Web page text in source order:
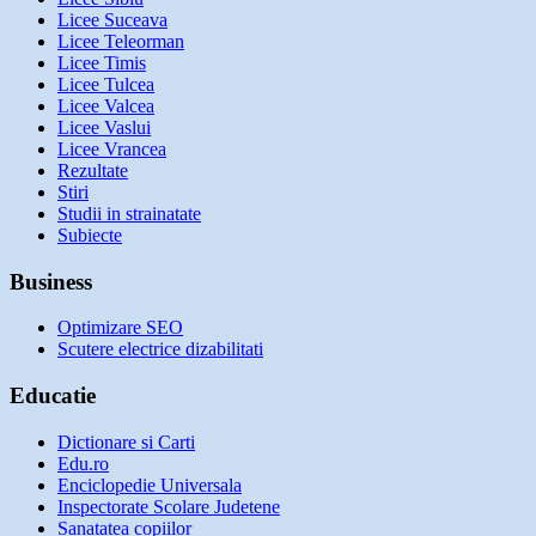
Licee Suceava
Licee Teleorman
Licee Timis
Licee Tulcea
Licee Valcea
Licee Vaslui
Licee Vrancea
Rezultate
Stiri
Studii in strainatate
Subiecte
Business
Optimizare SEO
Scutere electrice dizabilitati
Educatie
Dictionare si Carti
Edu.ro
Enciclopedie Universala
Inspectorate Scolare Judetene
Sanatatea copiilor